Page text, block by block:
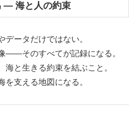
― 海と人の約束
データだけではない。
――そのすべてが記録になる。
海と生きる約束を結ぶこと。
を支える地図になる。